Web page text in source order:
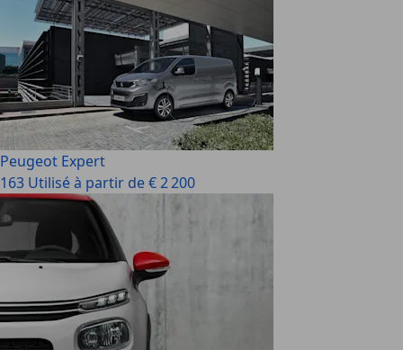
Peugeot Expert
163 Utilisé à partir de € 2 200